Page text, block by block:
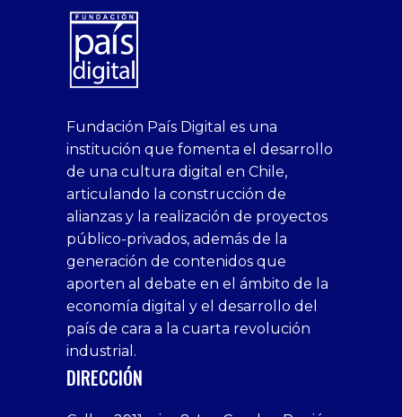
1xbet
canlı
casino
siteleri
bedava
bonus
veren
siteler
1xbet
deneme
bonusu
veren
siteleri
deneme
bonusu
Sikis
siteleri
bonusu
veren
siteler
casino
siteleri
1win
xslot
sahabet
giriş
1xbet
giriş
tarafbet
giriş
bonusu
veren
siteler
deneme
bonusu
Deneme
bonusu
veren
siteler
escort
casino
siteleri
bonusu
bahis
siteleri
Hot
Couple
xxx
homemade
porn
on
webcam
Cumshots
Tits
Free
Amateur
Porn
yenigiris.com
Giriş
bonusu
veren
siteler
deneme
bonusu
veren
siteler
Fundación País Digital es una
institución que fomenta el desarrollo
de una cultura digital en Chile,
articulando la construcción de
alianzas y la realización de proyectos
público-privados, además de la
generación de contenidos que
aporten al debate en el ámbito de la
economía digital y el desarrollo del
país de cara a la cuarta revolución
industrial.
DIRECCIÓN